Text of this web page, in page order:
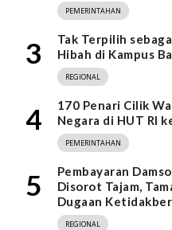
PEMERINTAHAN
3
Tak Terpilih
Hibah di Kampus
REGIONAL
4
170 Penari Cilik
Negara di HUT RI
PEMERINTAHAN
5
Pembayaran
Disorot Tajam,
Dugaan
REGIONAL